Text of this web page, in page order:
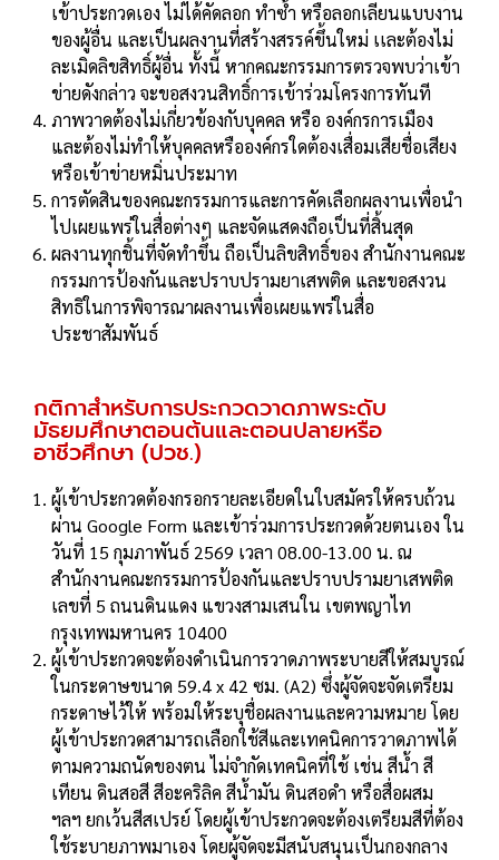
เข้าประกวดเอง ไม่ได้คัดลอก ทำซ้ำ หรือลอกเลียนแบบงาน
ของผู้อื่น และเป็นผลงานที่สร้างสรรค์ขึ้นใหม่ เเละต้องไม่
ละเมิดลิขสิทธิ์ผู้อื่น ทั้งนี้ หากคณะกรรมการตรวจพบว่าเข้า
ข่ายดังกล่าว จะขอสงวนสิทธิ์การเข้าร่วมโครงการทันที
ภาพวาดต้องไม่เกี่ยวข้องกับบุคคล หรือ องค์กรการเมือง
และต้องไม่ทำให้บุคคลหรือองค์กรใดต้องเสื่อมเสียชื่อเสียง
หรือเข้าข่ายหมิ่นประมาท
การตัดสินของคณะกรรมการและการคัดเลือกผลงานเพื่อนำ
ไปเผยแพร่ในสื่อต่างๆ และจัดแสดงถือเป็นที่สิ้นสุด
ผลงานทุกชิ้นที่จัดทำขึ้น ถือเป็นลิขสิทธิ์ของ สำนักงานคณะ
กรรมการป้องกันและปราบปรามยาเสพติด และขอสงวน
สิทธิในการพิจารณาผลงานเพื่อเผยแพร่ในสื่อ
ประชาสัมพันธ์
กติกาสำหรับการประกวดวาดภาพระดับ
มัธยมศึกษาตอนต้นและตอนปลายหรือ
อาชีวศึกษา (ปวช.)
ผู้เข้าประกวดต้องกรอกรายละเอียดในใบสมัครให้ครบถ้วน
ผ่าน Google Form และเข้าร่วมการประกวดด้วยตนเอง ใน
วันที่ 15 กุมภาพันธ์ 2569 เวลา 08.00-13.00 น. ณ
สำนักงานคณะกรรมการป้องกันและปราบปรามยาเสพติด
เลขที่ 5 ถนนดินแดง แขวงสามเสนใน เขตพญาไท
กรุงเทพมหานคร 10400
ผู้เข้าประกวดจะต้องดำเนินการวาดภาพระบายสีให้สมบูรณ์
ในกระดาษขนาด 59.4 x 42 ซม. (A2) ซึ่งผู้จัดจะจัดเตรียม
กระดาษไว้ให้ พร้อมให้ระบุชื่อผลงานและความหมาย โดย
ผู้เข้าประกวดสามารถเลือกใช้สีและเทคนิคการวาดภาพได้
ตามความถนัดของตน ไม่จำกัดเทคนิคที่ใช้ เช่น สีน้ำ สี
เทียน ดินสอสี สีอะคริลิค สีน้ำมัน ดินสอดำ หรือสื่อผสม
ฯลฯ ยกเว้นสีสเปรย์ โดยผู้เข้าประกวดจะต้องเตรียมสีที่ต้อง
ใช้ระบายภาพมาเอง โดยผู้จัดจะมีสนับสนุนเป็นกองกลาง